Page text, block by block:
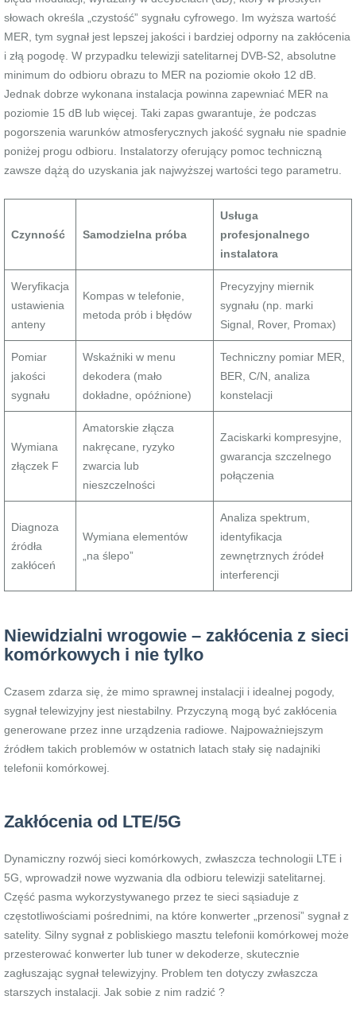
słowach określa „czystość” sygnału cyfrowego. Im wyższa wartość
MER, tym sygnał jest lepszej jakości i bardziej odporny na zakłócenia
i złą pogodę. W przypadku telewizji satelitarnej DVB-S2, absolutne
minimum do odbioru obrazu to MER na poziomie około 12 dB.
Jednak dobrze wykonana instalacja powinna zapewniać MER na
poziomie 15 dB lub więcej. Taki zapas gwarantuje, że podczas
pogorszenia warunków atmosferycznych jakość sygnału nie spadnie
poniżej progu odbioru. Instalatorzy oferujący pomoc techniczną
zawsze dążą do uzyskania jak najwyższej wartości tego parametru.
Czynność Samodzielna próba
Usługa
profesjonalnego
instalatora
Weryfikacja
ustawienia
anteny
Kompas w telefonie,
metoda prób i błędów
Precyzyjny miernik
sygnału (np. marki
Signal, Rover, Promax)
Pomiar
jakości
sygnału
Wskaźniki w menu
dekodera (mało
dokładne, opóźnione)
Techniczny pomiar MER,
BER, C/N, analiza
konstelacji
Wymiana
złączek F
Amatorskie złącza
nakręcane, ryzyko
zwarcia lub
nieszczelności
Zaciskarki kompresyjne,
gwarancja szczelnego
połączenia
Diagnoza
źródła
zakłóceń
Wymiana elementów
„na ślepo”
Analiza spektrum,
identyfikacja
zewnętrznych źródeł
interferencji
Niewidzialni wrogowie – zakłócenia z sieci
komórkowych i nie tylko
Czasem zdarza się, że mimo sprawnej instalacji i idealnej pogody,
sygnał telewizyjny jest niestabilny. Przyczyną mogą być zakłócenia
generowane przez inne urządzenia radiowe. Najpoważniejszym
źródłem takich problemów w ostatnich latach stały się nadajniki
telefonii komórkowej.
Zakłócenia od LTE/5G
Dynamiczny rozwój sieci komórkowych, zwłaszcza technologii LTE i
5G, wprowadził nowe wyzwania dla odbioru telewizji satelitarnej.
Część pasma wykorzystywanego przez te sieci sąsiaduje z
częstotliwościami pośrednimi, na które konwerter „przenosi” sygnał z
satelity. Silny sygnał z pobliskiego masztu telefonii komórkowej może
przesterować konwerter lub tuner w dekoderze, skutecznie
zagłuszając sygnał telewizyjny. Problem ten dotyczy zwłaszcza
starszych instalacji. Jak sobie z nim radzić ?